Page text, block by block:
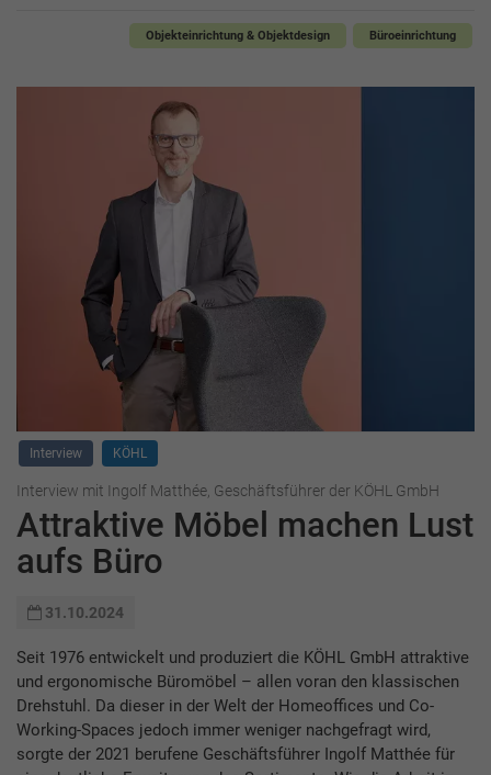
Objekteinrichtung & Objektdesign Büroeinrichtung
Interview KÖHL
Interview mit Ingolf Matthée, Geschäftsführer der KÖHL GmbH
Attraktive Möbel machen Lust
aufs Büro
31.10.2024
Seit 1976 entwickelt und produziert die KÖHL GmbH attraktive
und ergonomische Büromöbel – allen voran den klassischen
Drehstuhl. Da dieser in der Welt der Homeoffices und Co-
Working-Spaces jedoch immer weniger nachgefragt wird,
sorgte der 2021 berufene Geschäftsführer Ingolf Matthée für